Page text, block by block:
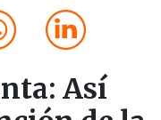
Así